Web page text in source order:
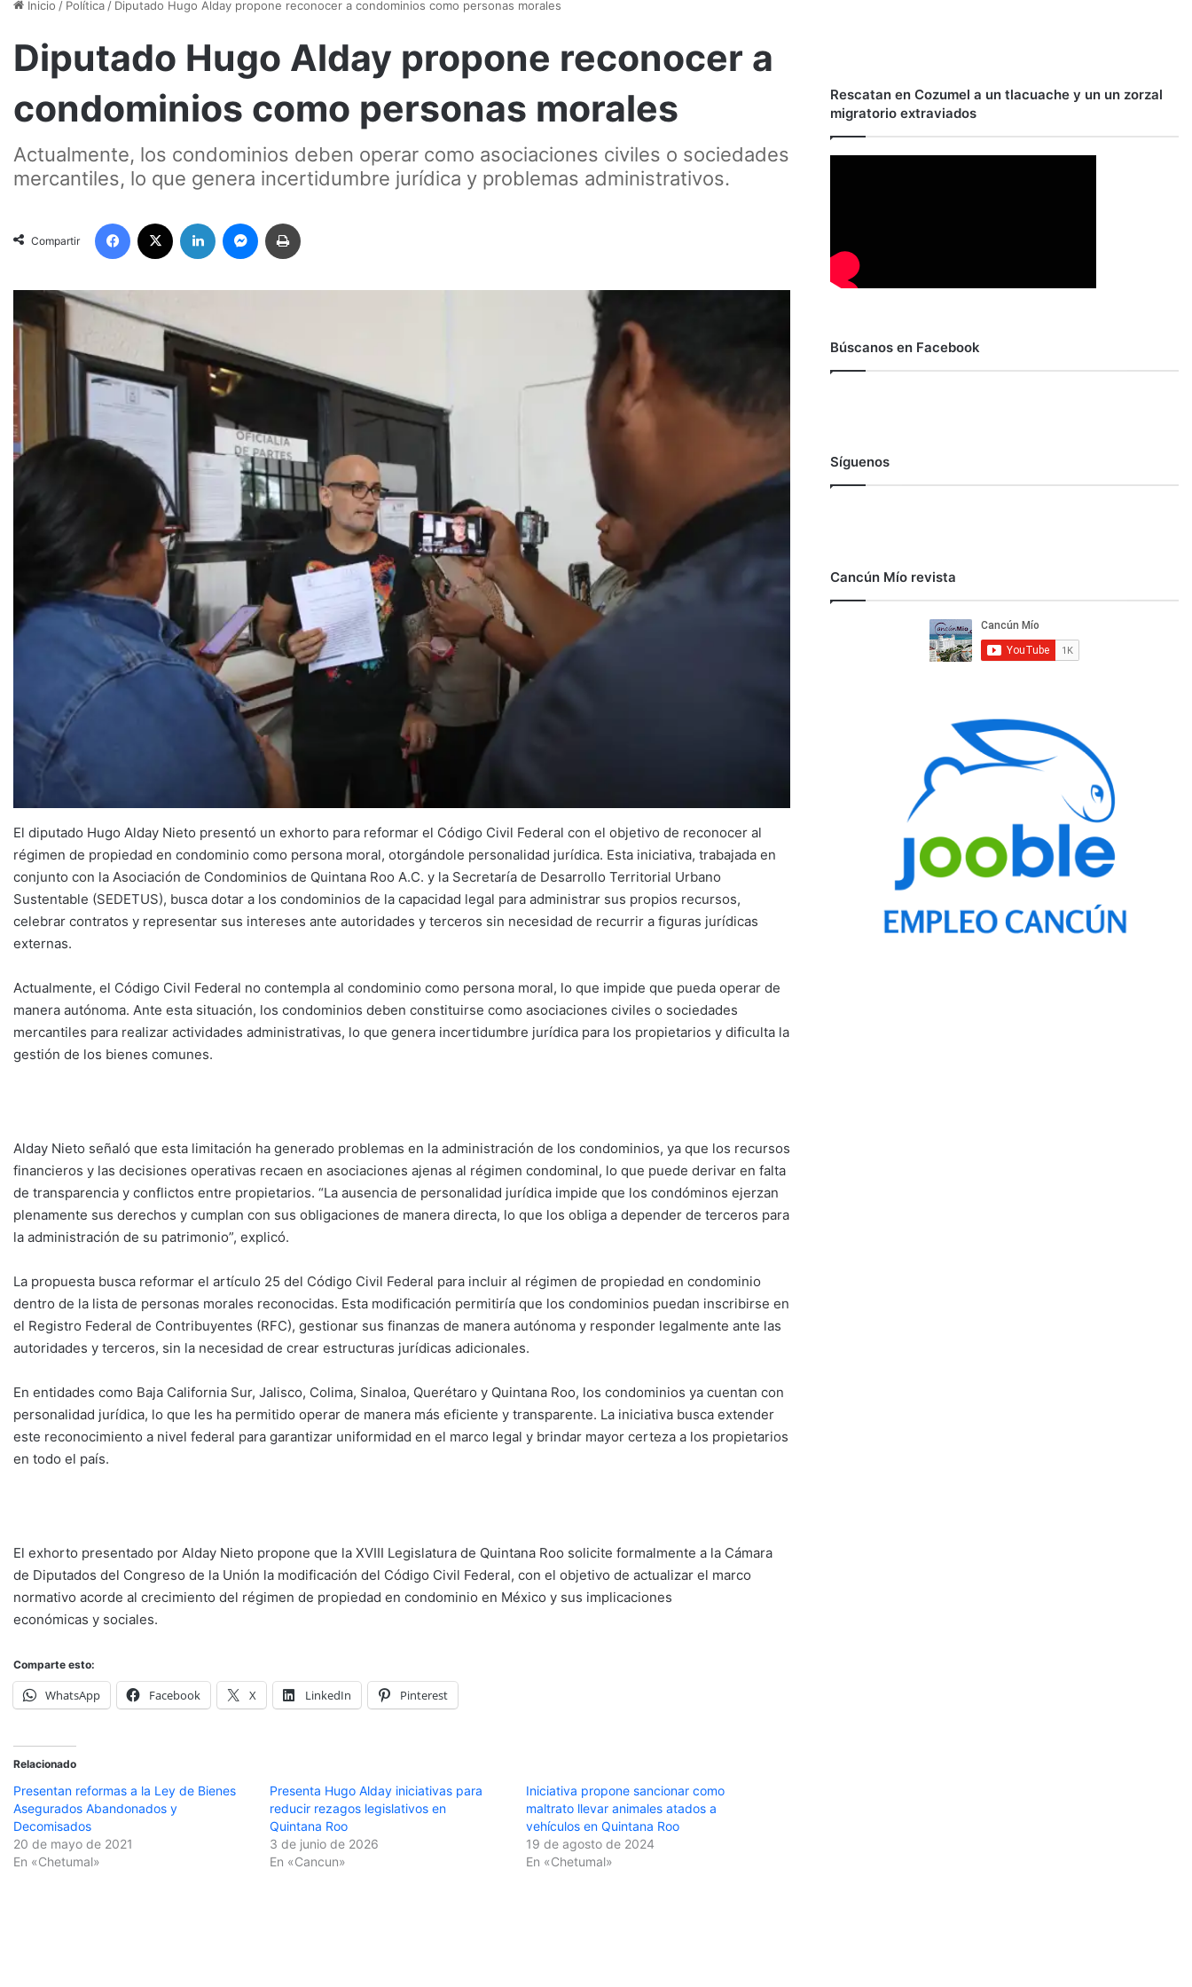
Inicio / Política / Diputado Hugo Alday propone reconocer a condominios como personas morales
Diputado Hugo Alday propone reconocer a
condominios como personas morales
Actualmente, los condominios deben operar como asociaciones civiles o sociedades
mercantiles, lo que genera incertidumbre jurídica y problemas administrativos.
Compartir
Facebook LinkedIn Messenger
El diputado Hugo Alday Nieto presentó un exhorto para reformar el Código Civil Federal con el objetivo de reconocer al
régimen de propiedad en condominio como persona moral, otorgándole personalidad jurídica. Esta iniciativa, trabajada en
conjunto con la Asociación de Condominios de Quintana Roo A.C. y la Secretaría de Desarrollo Territorial Urbano
Sustentable (SEDETUS), busca dotar a los condominios de la capacidad legal para administrar sus propios recursos,
celebrar contratos y representar sus intereses ante autoridades y terceros sin necesidad de recurrir a figuras jurídicas
externas.
Actualmente, el Código Civil Federal no contempla al condominio como persona moral, lo que impide que pueda operar de
manera autónoma. Ante esta situación, los condominios deben constituirse como asociaciones civiles o sociedades
mercantiles para realizar actividades administrativas, lo que genera incertidumbre jurídica para los propietarios y dificulta la
gestión de los bienes comunes.
Alday Nieto señaló que esta limitación ha generado problemas en la administración de los condominios, ya que los recursos
financieros y las decisiones operativas recaen en asociaciones ajenas al régimen condominal, lo que puede derivar en falta
de transparencia y conflictos entre propietarios. “La ausencia de personalidad jurídica impide que los condóminos ejerzan
plenamente sus derechos y cumplan con sus obligaciones de manera directa, lo que los obliga a depender de terceros para
la administración de su patrimonio”, explicó.
La propuesta busca reformar el artículo 25 del Código Civil Federal para incluir al régimen de propiedad en condominio
dentro de la lista de personas morales reconocidas. Esta modificación permitiría que los condominios puedan inscribirse en
el Registro Federal de Contribuyentes (RFC), gestionar sus finanzas de manera autónoma y responder legalmente ante las
autoridades y terceros, sin la necesidad de crear estructuras jurídicas adicionales.
En entidades como Baja California Sur, Jalisco, Colima, Sinaloa, Querétaro y Quintana Roo, los condominios ya cuentan con
personalidad jurídica, lo que les ha permitido operar de manera más eficiente y transparente. La iniciativa busca extender
este reconocimiento a nivel federal para garantizar uniformidad en el marco legal y brindar mayor certeza a los propietarios
en todo el país.
El exhorto presentado por Alday Nieto propone que la XVIII Legislatura de Quintana Roo solicite formalmente a la Cámara
de Diputados del Congreso de la Unión la modificación del Código Civil Federal, con el objetivo de actualizar el marco
normativo acorde al crecimiento del régimen de propiedad en condominio en México y sus implicaciones
económicas y sociales.
Comparte esto:
WhatsApp Facebook X LinkedIn Pinterest
Relacionado
Presentan reformas a la Ley de Bienes
Asegurados Abandonados y
Decomisados
20 de mayo de 2021
En «Chetumal»
Presenta Hugo Alday iniciativas para
reducir rezagos legislativos en
Quintana Roo
3 de junio de 2026
En «Cancun»
Iniciativa propone sancionar como
maltrato llevar animales atados a
vehículos en Quintana Roo
19 de agosto de 2024
En «Chetumal»
Rescatan en Cozumel a un tlacuache y un un zorzal
migratorio extraviados
Búscanos en Facebook
Síguenos
Cancún Mío revista